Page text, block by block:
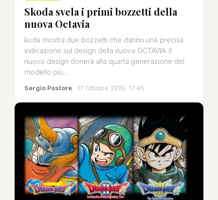
Skoda svela i primi bozzetti della
nuova Octavia
koda mostra due bozzetti che danno una precisa
indicazione sul design della nuova OCTAVIA. Il
nuovo design donerà alla quarta generazione del
modello più...
Sergio Pastore · 17 Ottobre 2019, 17:45